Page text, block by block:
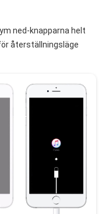
ned-knapparna helt
återställningsläge